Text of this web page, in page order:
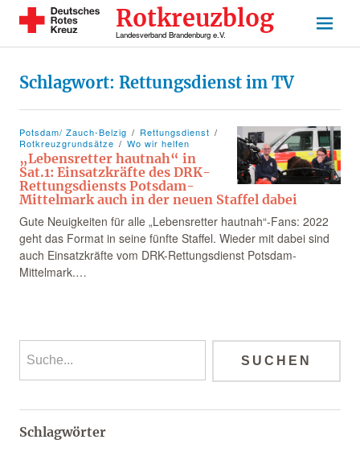
Rotkreuzblog
Landesverband Brandenburg e.V.
Schlagwort: Rettungsdienst im TV
Potsdam/ Zauch-Belzig
Rettungsdienst
Rotkreuzgrundsätze
Wo wir helfen
„Lebensretter hautnah“ in
Sat.1: Einsatzkräfte des DRK-
Rettungsdiensts Potsdam-
Mittelmark auch in der neuen Staffel dabei
Gute Neuigkeiten für alle „Lebensretter hautnah“-Fans: 2022
geht das Format in seine fünfte Staffel. Wieder mit dabei sind
auch Einsatzkräfte vom DRK-Rettungsdienst Potsdam-
Mittelmark.…
Schlagwörter